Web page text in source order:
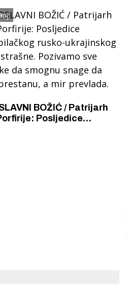
pravoslavne
BOŽIĆ / Patrijarh
Posljedice